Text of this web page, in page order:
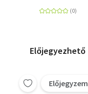
Előjegyezhető
Előjegyzem